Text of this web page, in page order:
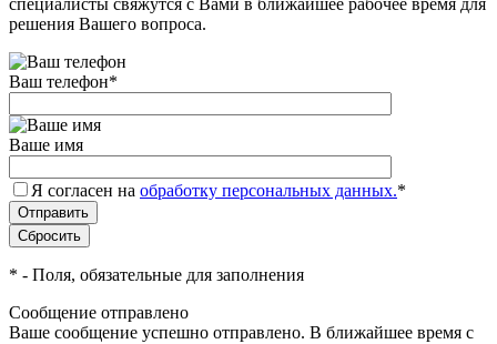
специалисты свяжутся с Вами в ближайшее рабочее время для
решения Вашего вопроса.
Ваш телефон*
Ваше имя
Я согласен на обработку персональных данных.*
* - Поля, обязательные для заполнения
Сообщение отправлено
Ваше сообщение успешно отправлено. В ближайшее время с